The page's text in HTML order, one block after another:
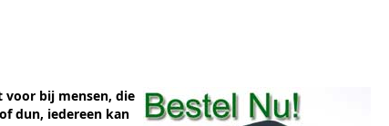
voor bij mensen, die
dun, iedereen kan